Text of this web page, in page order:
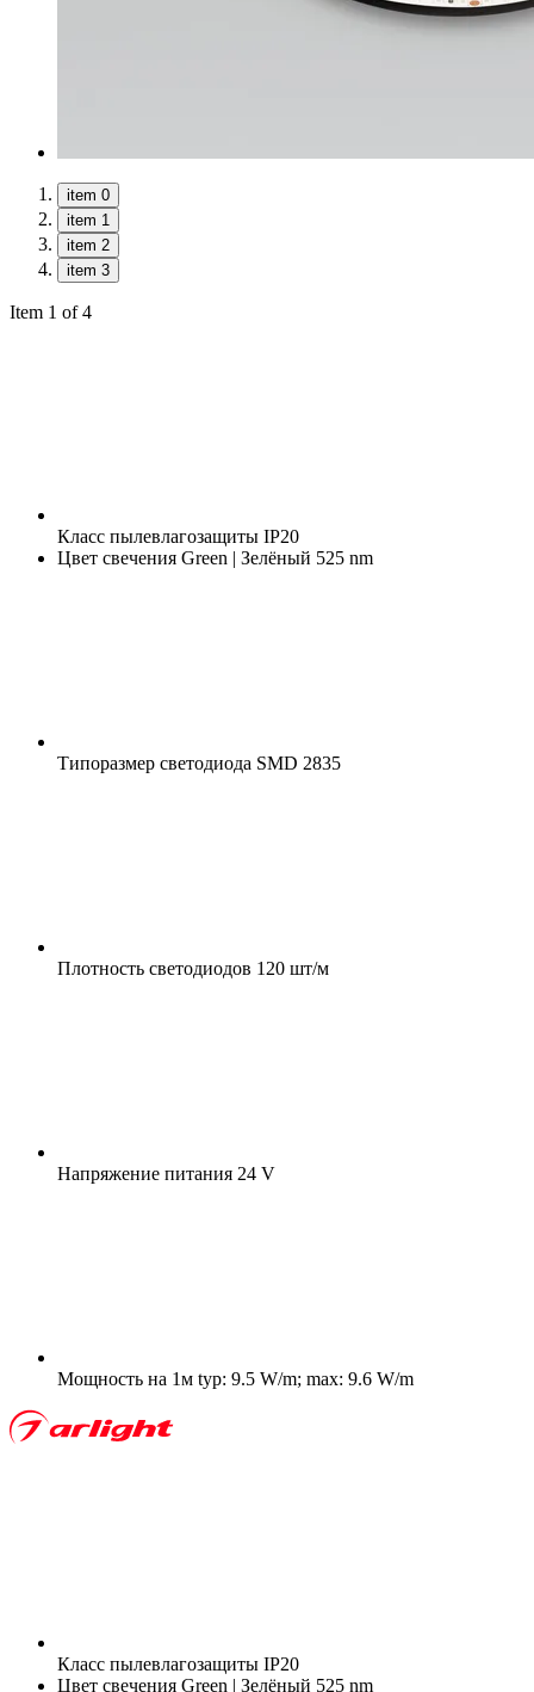
item 0
item 1
item 2
item 3
Item 1 of 4
Класс пылевлагозащиты IP20
Цвет свечения Green | Зелёный 525 nm
Типоразмер светодиода SMD 2835
Плотность светодиодов 120 шт/м
Напряжение питания 24 V
Мощность на 1м typ: 9.5 W/m; max: 9.6 W/m
Класс пылевлагозащиты IP20
Цвет свечения Green | Зелёный 525 nm